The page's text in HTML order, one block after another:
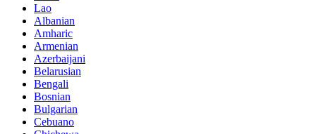
Lao
Albanian
Amharic
Armenian
Azerbaijani
Belarusian
Bengali
Bosnian
Bulgarian
Cebuano